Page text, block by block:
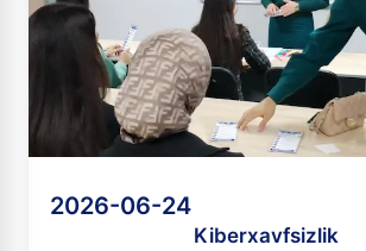
2026-06-24
Kiberxavfsizlik